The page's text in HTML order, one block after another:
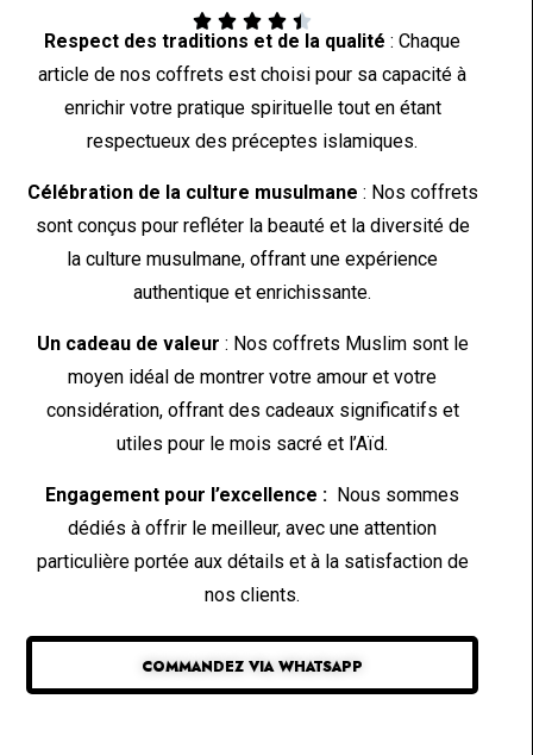
    
Respect des traditions et de la qualité : Chaque
article de nos coffrets est choisi pour sa capacité à
enrichir votre pratique spirituelle tout en étant
respectueux des préceptes islamiques.
Célébration de la culture musulmane : Nos coffrets
sont conçus pour refléter la beauté et la diversité de
la culture musulmane, offrant une expérience
authentique et enrichissante.
Un cadeau de valeur : Nos coffrets Muslim sont le
moyen idéal de montrer votre amour et votre
considération, offrant des cadeaux significatifs et
utiles pour le mois sacré et l’Aïd.
Engagement pour l’excellence : Nous sommes
dédiés à offrir le meilleur, avec une attention
particulière portée aux détails et à la satisfaction de
nos clients.
COMMANDEZ VIA WHATSAPP